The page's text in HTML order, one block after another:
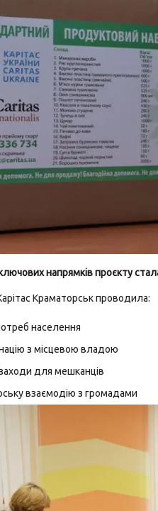
напрямків проєкту
Краматорськ проводила:
населення
з місцевою владою
заходи для мешканців
взаємодію з громадами